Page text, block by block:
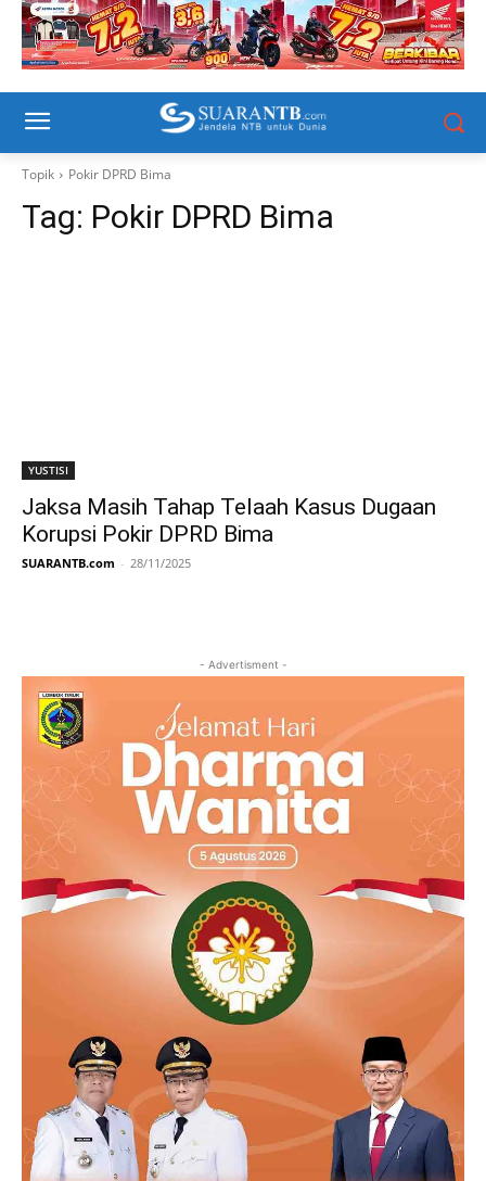
Topik Pokir DPRD Bima
Tag: Pokir DPRD Bima
YUSTISI
Jaksa Masih Tahap Telaah Kasus Dugaan
Korupsi Pokir DPRD Bima
SUARANTB.com - 28/11/2025
- Advertisment -